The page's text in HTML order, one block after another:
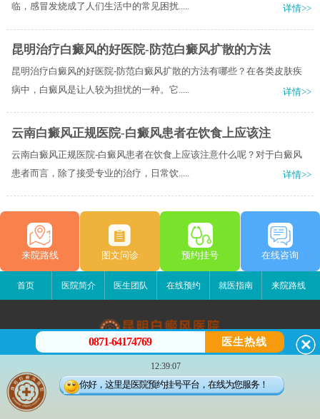
临，感冒发烧成了人们生活中的常见困扰.....
详情>>
昆明治疗白癜风的好医院-防范白癜风扩散的方法
昆明治疗白癜风的好医院-防范白癜风扩散的方法有哪些？在各类皮肤疾
病中，白癜风是让人较为担忧的一种。它.....
详情>>
云南白癜风正规医院-白癜风患者在饮食上应该注
云南白癜风正规医院-白癜风患者在饮食上应该注意什么呢？对于白癜风
患者而言，除了接受专业的治疗，日常饮.....
详情>>
来院路线 图文问诊 预约挂号 在线咨询
首页 医院简介 医生团队 在线预约 就医指南 来院路线
昆明白癜风医院
昆明市五华区护国路2号
版权所有：昆明白癜风医院
0871-64174769 医生热线
12:39:07
你好，这里是医院预约挂号平台，在线为您服务！